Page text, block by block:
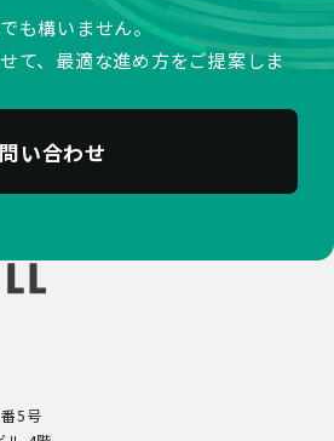
も構いません。
て、最適な進め方をご提案しま
い合わせ
5号